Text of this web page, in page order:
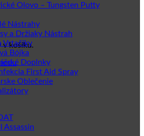
v košíku.
Olovo – Tungsten Putty
Nástrahy
a Držiaky Nástrah
Vrtačiky
Bójka
Doplnky
First Aid Spray
Oblečenie
Assassin